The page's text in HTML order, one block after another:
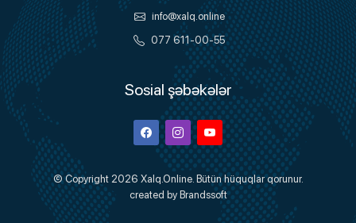
info@xalq.online
077 611-00-55
Sosial şəbəkələr
FacebookInstagramYoutube
© Copyright 2026 Xalq.Online. Bütün hüquqlar qorunur.
created by Brandssoft